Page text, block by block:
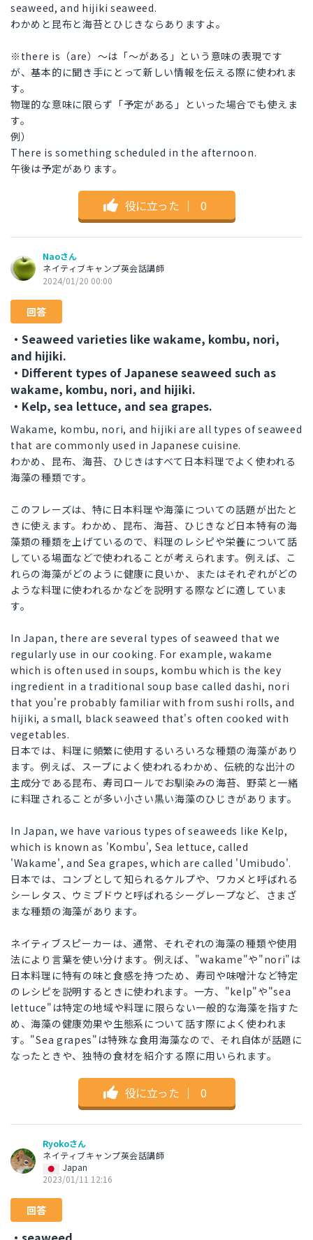
seaweed, and hijiki seaweed.
わかめと昆布と海苔とひじきならありますよ。
※there is（are）～は「～がある」という意味の表現です
が、基本的に聞き手にとって新しい情報を伝える際に使われま
す。
物理的な意味に限らず「予定がある」といった場合でも使えま
す。
例）
There is something scheduled in the afternoon.
午後は予定があります。
役に立った ｜ 0
Naoさん
ネイティブキャンプ英会話講師
2024/01/20 00:00
回答
・Seaweed varieties like wakame, kombu, nori,
and hijiki.
・Different types of Japanese seaweed such as
wakame, kombu, nori, and hijiki.
・Kelp, sea lettuce, and sea grapes.
Wakame, kombu, nori, and hijiki are all types of seaweed
that are commonly used in Japanese cuisine.
わかめ、昆布、海苔、ひじきはすべて日本料理でよく使われる
海藻の種類です。
このフレーズは、特に日本料理や海藻についての話題が出たと
きに使えます。わかめ、昆布、海苔、ひじきなど日本特有の海
藻類の種類を上げているので、料理のレシピや栄養について話
している場面などで使われることが考えられます。例えば、こ
れらの海藻がどのように健康に良いか、またはそれぞれがどの
ような料理に使われるかなどを説明する際などに適していま
す。
In Japan, there are several types of seaweed that we
regularly use in our cooking. For example, wakame
which is often used in soups, kombu which is the key
ingredient in a traditional soup base called dashi, nori
that you're probably familiar with from sushi rolls, and
hijiki, a small, black seaweed that's often cooked with
vegetables.
日本では、料理に頻繁に使用するいろいろな種類の海藻があり
ます。例えば、スープによく使われるわかめ、伝統的な出汁の
主成分である昆布、寿司ロールでお馴染みの海苔、野菜と一緒
に料理されることが多い小さい黒い海藻のひじきがあります。
In Japan, we have various types of seaweeds like Kelp,
which is known as 'Kombu', Sea lettuce, called
'Wakame', and Sea grapes, which are called 'Umibudo'.
日本では、コンブとして知られるケルプや、ワカメと呼ばれる
シーレタス、ウミブドウと呼ばれるシーグレープなど、さまざ
まな種類の海藻があります。
ネイティブスピーカーは、通常、それぞれの海藻の種類や使用
法により言葉を使い分けます。例えば、"wakame"や"nori"は
日本料理に特有の味と食感を持つため、寿司や味噌汁など特定
のレシピを説明するときに使われます。一方、"kelp"や"sea
lettuce"は特定の地域や料理に限らない一般的な海藻を指すた
め、海藻の健康効果や生態系について話す際によく使われま
す。"Sea grapes"は特殊な食用海藻なので、それ自体が話題に
なったときや、独特の食材を紹介する際に用いられます。
役に立った ｜ 0
Ryokoさん
ネイティブキャンプ英会話講師
Japan
2023/01/11 12:16
回答